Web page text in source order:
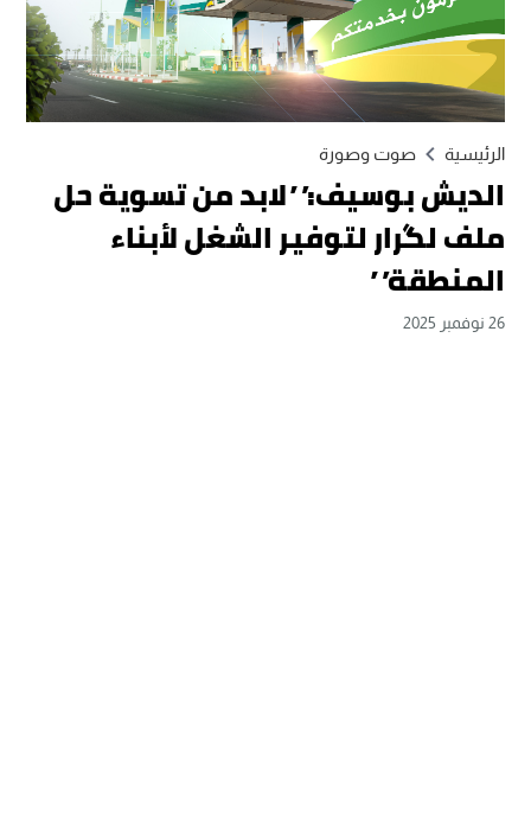
الرئيسية صوت وصورة
الديش بوسيف:” لابد من تسوية حل
ملف لگرار لتوفير الشغل لأبناء
المنطقة”
26 نوفمبر 2025